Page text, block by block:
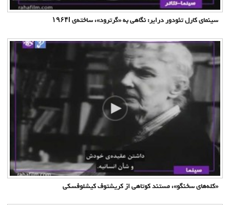
سینمای کارل تئودور درایر: نگاهی به «گرترود»، ساخته‌ی ۱۹۶۴l
«کله‌های سخنگو»، مستند کوتاهی از کریشتوف کیشلوفسکی